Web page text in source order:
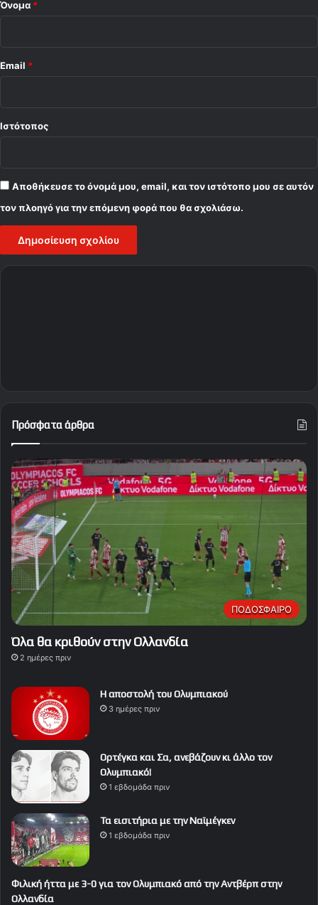
Όνομα *
Email *
Ιστότοπος
Αποθήκευσε το όνομά μου, email, και τον ιστότοπο μου σε αυτόν
τον πλοηγό για την επόμενη φορά που θα σχολιάσω.
Πρόσφατα άρθρα
ΠΟΔΟΣΦΑΙΡΟ
Όλα θα κριθούν στην Ολλανδία
2 ημέρες πριν
Η αποστολή του Ολυμπιακού
3 ημέρες πριν
Ορτέγκα και Σα, ανεβάζουν κι άλλο τον
Ολυμπιακό!
1 εβδομάδα πριν
Τα εισιτήρια με την Ναϊμέγκεν
1 εβδομάδα πριν
Φιλική ήττα με 3-0 για τον Ολυμπιακό από την Αντβέρπ στην
Ολλανδία